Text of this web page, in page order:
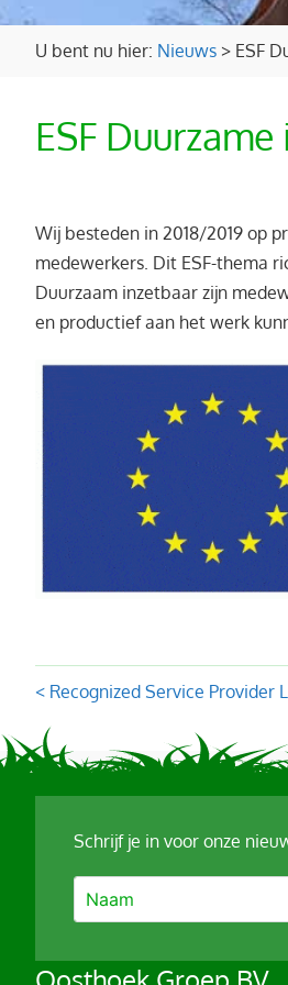
U bent nu hier: Nieuws > ESF
ESF
Wij besteden in 2018/2019 op
medewerkers. Dit ESF-thema
Duurzaam inzetbaar zijn
en productief aan het werk
Posts
navigation
< Recognized Service Provider
Schrijf je in voor onze
A